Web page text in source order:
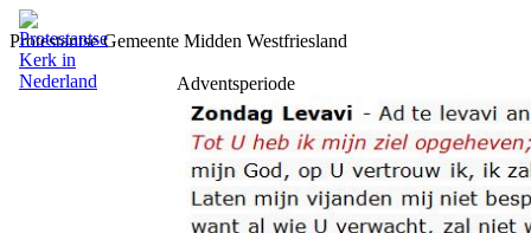
Protestantse Gemeente Midden Westfriesland
Adventsperiode